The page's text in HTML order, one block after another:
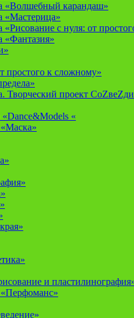
«Волшебный карандаш»
«Мастерица»
с нуля: от
«Фантазия»
простого к сложному»
Творческий проект
«
и
«Перфоманс»